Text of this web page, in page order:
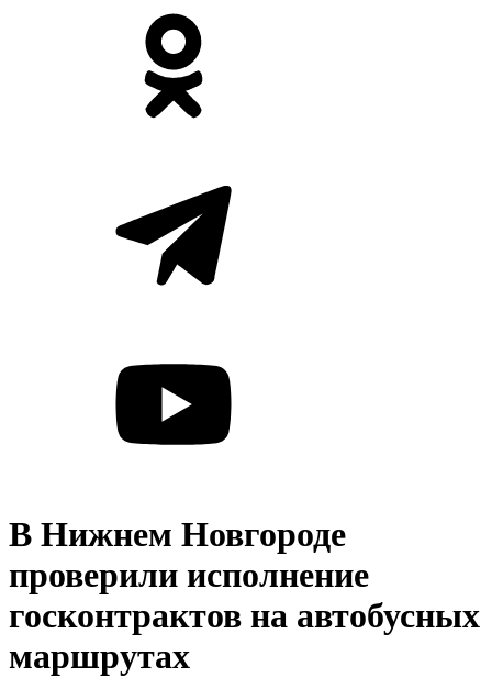
В Нижнем Новгороде
проверили исполнение
госконтрактов на автобусных
маршрутах